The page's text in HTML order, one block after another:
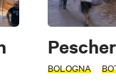
BOLOGNA